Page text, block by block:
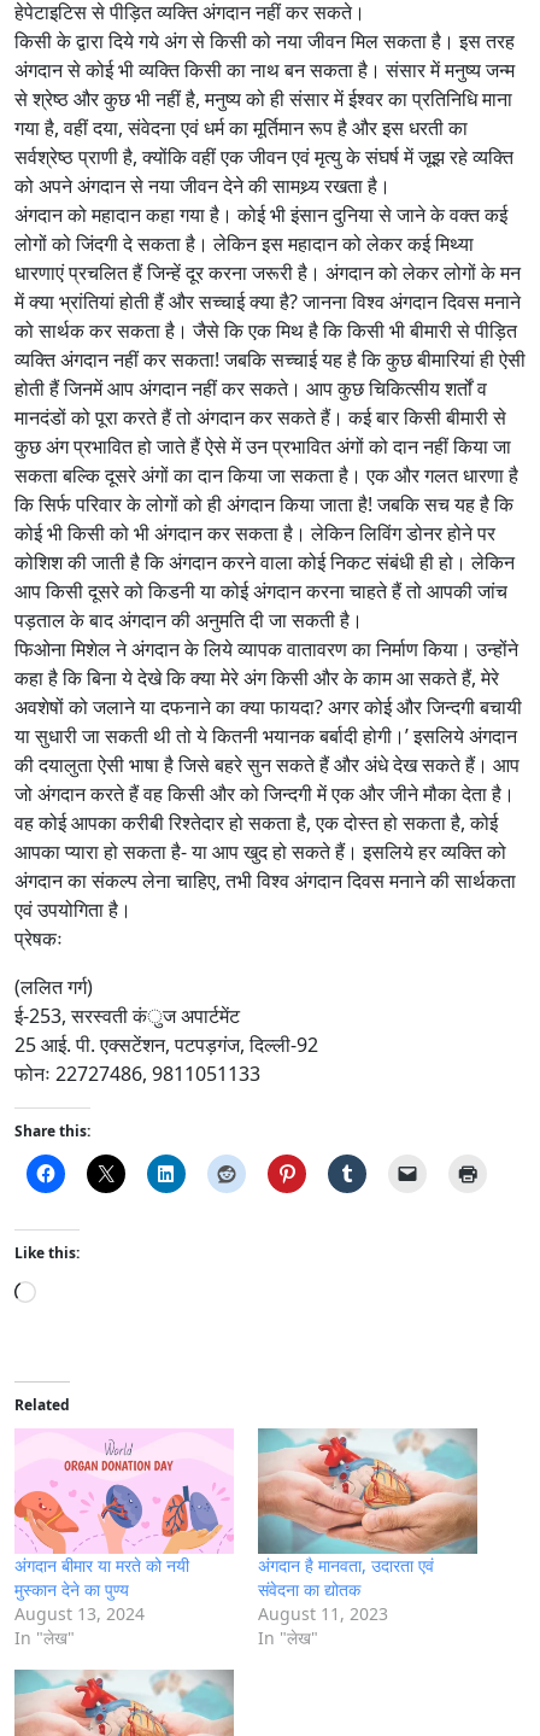
हेपेटाइटिस से पीड़ित व्यक्ति अंगदान नहीं कर सकते।
किसी के द्वारा दिये गये अंग से किसी को नया जीवन मिल सकता है। इस तरह
अंगदान से कोई भी व्यक्ति किसी का नाथ बन सकता है। संसार में मनुष्य जन्म
से श्रेष्ठ और कुछ भी नहीं है, मनुष्य को ही संसार में ईश्वर का प्रतिनिधि माना
गया है, वहीं दया, संवेदना एवं धर्म का मूर्तिमान रूप है और इस धरती का
सर्वश्रेष्ठ प्राणी है, क्योंकि वहीं एक जीवन एवं मृत्यु के संघर्ष में जूझ रहे व्यक्ति
को अपने अंगदान से नया जीवन देने की सामथ्र्य रखता है।
अंगदान को महादान कहा गया है। कोई भी इंसान दुनिया से जाने के वक्त कई
लोगों को जिंदगी दे सकता है। लेकिन इस महादान को लेकर कई मिथ्या
धारणाएं प्रचलित हैं जिन्हें दूर करना जरूरी है। अंगदान को लेकर लोगों के मन
में क्या भ्रांतियां होती हैं और सच्चाई क्या है? जानना विश्व अंगदान दिवस मनाने
को सार्थक कर सकता है। जैसे कि एक मिथ है कि किसी भी बीमारी से पीड़ित
व्यक्ति अंगदान नहीं कर सकता! जबकि सच्चाई यह है कि कुछ बीमारियां ही ऐसी
होती हैं जिनमें आप अंगदान नहीं कर सकते। आप कुछ चिकित्सीय शर्तों व
मानदंडों को पूरा करते हैं तो अंगदान कर सकते हैं। कई बार किसी बीमारी से
कुछ अंग प्रभावित हो जाते हैं ऐसे में उन प्रभावित अंगों को दान नहीं किया जा
सकता बल्कि दूसरे अंगों का दान किया जा सकता है। एक और गलत धारणा है
कि सिर्फ परिवार के लोगों को ही अंगदान किया जाता है! जबकि सच यह है कि
कोई भी किसी को भी अंगदान कर सकता है। लेकिन लिविंग डोनर होने पर
कोशिश की जाती है कि अंगदान करने वाला कोई निकट संबंधी ही हो। लेकिन
आप किसी दूसरे को किडनी या कोई अंगदान करना चाहते हैं तो आपकी जांच
पड़ताल के बाद अंगदान की अनुमति दी जा सकती है।
फिओना मिशेल ने अंगदान के लिये व्यापक वातावरण का निर्माण किया। उन्होंने
कहा है कि बिना ये देखे कि क्या मेरे अंग किसी और के काम आ सकते हैं, मेरे
अवशेषों को जलाने या दफनाने का क्या फायदा? अगर कोई और जिन्दगी बचायी
या सुधारी जा सकती थी तो ये कितनी भयानक बर्बादी होगी।’ इसलिये अंगदान
की दयालुता ऐसी भाषा है जिसे बहरे सुन सकते हैं और अंधे देख सकते हैं। आप
जो अंगदान करते हैं वह किसी और को जिन्दगी में एक और जीने मौका देता है।
वह कोई आपका करीबी रिश्तेदार हो सकता है, एक दोस्त हो सकता है, कोई
आपका प्यारा हो सकता है- या आप खुद हो सकते हैं। इसलिये हर व्यक्ति को
अंगदान का संकल्प लेना चाहिए, तभी विश्व अंगदान दिवस मनाने की सार्थकता
एवं उपयोगिता है।
प्रेषकः
(ललित गर्ग)
ई-253, सरस्वती कंुज अपार्टमेंट
25 आई. पी. एक्सटेंशन, पटपड़गंज, दिल्ली-92
फोनः 22727486, 9811051133
Share this:
Like this:
L
d
i
n
…
Related
अंगदान बीमार या मरते को नयी
मुस्कान देने का पुण्य
August 13, 2024
In "लेख"
अंगदान है मानवता, उदारता एवं
संवेदना का द्योतक
August 11, 2023
In "लेख"